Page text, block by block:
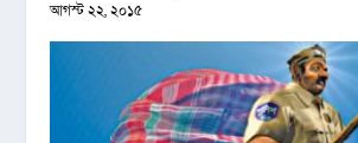
আগস্ট ২২, ২০১৫